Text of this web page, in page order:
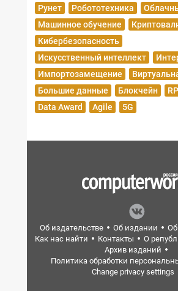
Рунет
Робототехника
Машинное обучение
Кибербезопасность
Искусственный интеллект
Импортозамещение
Большие данные
Блокчейн
Data Award
Agile 5G
Об издательстве Об издании
Как нас найти
Контакты О
Архив изданий
Политика обработки
Change privacy settings